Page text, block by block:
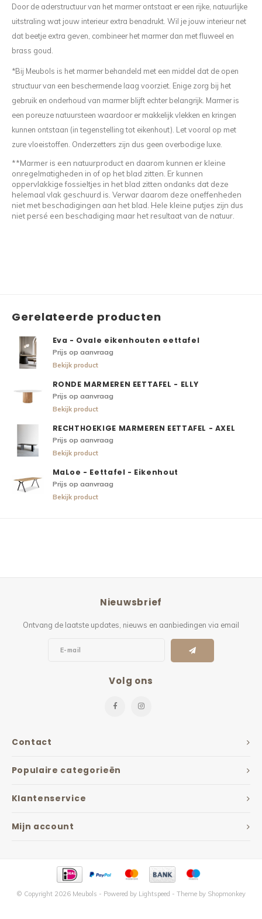
Door de aderstructuur van het marmer ontstaat er een rijke, natuurlijke
uitstraling wat jouw interieur extra benadrukt. Wil je jouw interieur net
dat beetje extra geven, combineer het marmer dan met fluweel en
brass goud.
*Bij Meubols is het marmer behandeld met een middel dat de open
structuur van een beschermende laag voorziet. Enige zorg bij het
gebruik en onderhoud van marmer blijft echter belangrijk. Marmer is
een poreuze natuursteen waardoor er makkelijk vlekken en kringen
kunnen ontstaan (in tegenstelling tot eikenhout). Let vooral op met
zure vloeistoffen. Onderzetters zijn dus geen overbodige luxe.
**Marmer is een natuurproduct en daarom kunnen er kleine
onregelmatigheden in of op het blad zitten. Er kunnen
oppervlakkige fossieltjes in het blad zitten ondanks dat deze
helemaal vlak geschuurd is. Verwar daarom deze oneffenheden
niet met beschadigingen aan het blad. Hele kleine putjes zijn dus
niet persé een beschadiging maar het resultaat van de natuur.
Gerelateerde producten
Eva - Ovale eikenhouten eettafel
Prijs op aanvraag
Bekijk product
RONDE MARMEREN EETTAFEL - ELLY
Prijs op aanvraag
Bekijk product
RECHTHOEKIGE MARMEREN EETTAFEL - AXEL
Prijs op aanvraag
Bekijk product
MaLoe - Eettafel - Eikenhout
Prijs op aanvraag
Bekijk product
Contact
Nieuwsbrief
Ontvang de laatste updates, nieuws en aanbiedingen via email
Volg ons
Populaire categorieën
Klantenservice
Mijn account
© Copyright 2026 Meubols - Powered by Lightspeed - Theme by Shopmonkey